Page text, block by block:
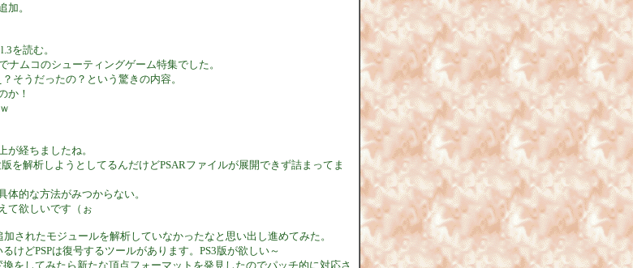
加。
を読む。
ムコのシューティングゲーム特集でした。
そうだったの？という驚きの内容。
か！
が経ちましたね。
を解析しようとしてるんだけどPSARファイルが展開できず詰まってま
体的な方法がみつからない。
て欲しいです（ぉ
されたモジュールを解析していなかったなと思い出し進めてみた。
けどPSPは復号するツールがあります。PS3版が欲しい～
をしてみたら新たな頂点フォーマットを発見したのでパッチ的に対応さ